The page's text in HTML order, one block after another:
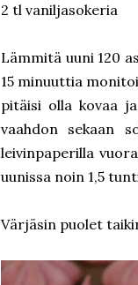
2 tl vaniljasokeria
Lämmitä uuni 120
15 minuuttia
pitäisi olla kovaa
vaahdon sekaan
leivinpaperilla
uunissa noin 1,5
Värjäsin puolet